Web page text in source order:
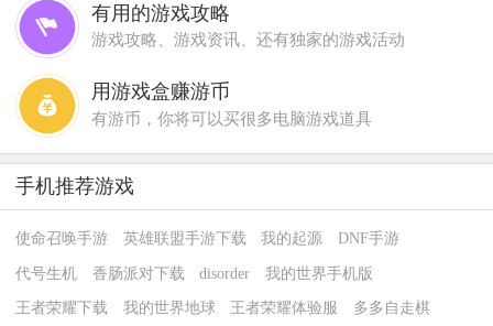
有用的游戏攻略
游戏攻略、游戏资讯、还有独家的游戏活动
用游戏盒赚游币
有游币，你将可以买很多电脑游戏道具
手机推荐游戏
使命召唤手游 英雄联盟手游下载 我的起源 DNF手游
代号生机 香肠派对下载 disorder 我的世界手机版
王者荣耀下载 我的世界地球 王者荣耀体验服 多多自走棋